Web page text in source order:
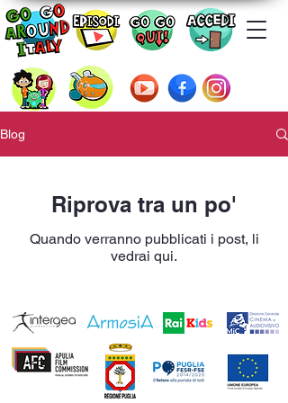
Blog
Riprova tra un po'
Quando verranno pubblicati i post, li
vedrai qui.